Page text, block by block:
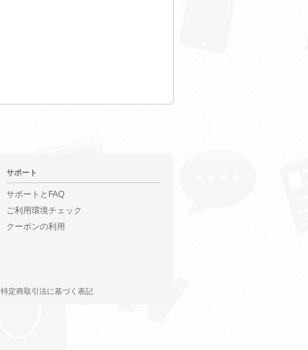
サポート
サポートとFAQ
ご利用環境チェック
クーポンの利用
特定商取引法に基づく表記